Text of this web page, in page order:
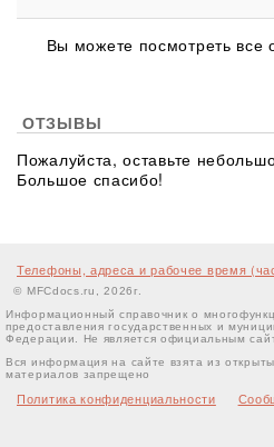
Вы можете посмотреть все
ОТЗЫВЫ
Пожалуйста, оставьте
Большое спасибо!
Телефоны, адреса и рабочее время
© MFCdocs.ru, 2026г.
Информационный справочник о
предоставления государственных и
Федерации. Не является официальным
Вся информация на сайте взята из
материалов запрещено
Политика конфиденциальности